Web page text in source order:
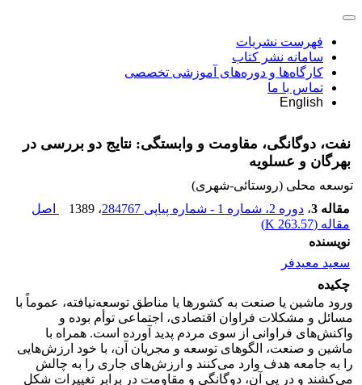
فهرست نشریات
سامانه نشر کتاب
کارگاه‌ها و دوره‌های آموزشی تخصصی
تماس با ما
English
نفت، دوگانگی، مقاومت و وابستگی: نتایج دو بررسی در
بهرگان و عسلویه
توسعه محلی (روستائی-شهری)
مقاله 3
، دوره 2، شماره 1 - شماره پیاپی 284767 ، 1389
اصل
مقاله (263.57 K
)
نویسنده
سعید معیدفر
چکیده
ورود ماشین یا صنعت به کشورها یا مناطق توسعه‌نیافته، عموماً با
مسائل و مشکلات فراوان اقتصادی، اجتماعی توأم بوده و
واکنش‌های فراوانی از سوی مردم پدید آورده است. همراه با
ماشین و صنعت، الگوهای توسعه و مجریان آن، با خود ارزش‌هایی
را به جامعه هدف وارد می‌کنند و ارزش‌های جاری را به چالش
می‌کشند و در پی آن، دوگانگی و مقاومت در برابر تغییرات شکل